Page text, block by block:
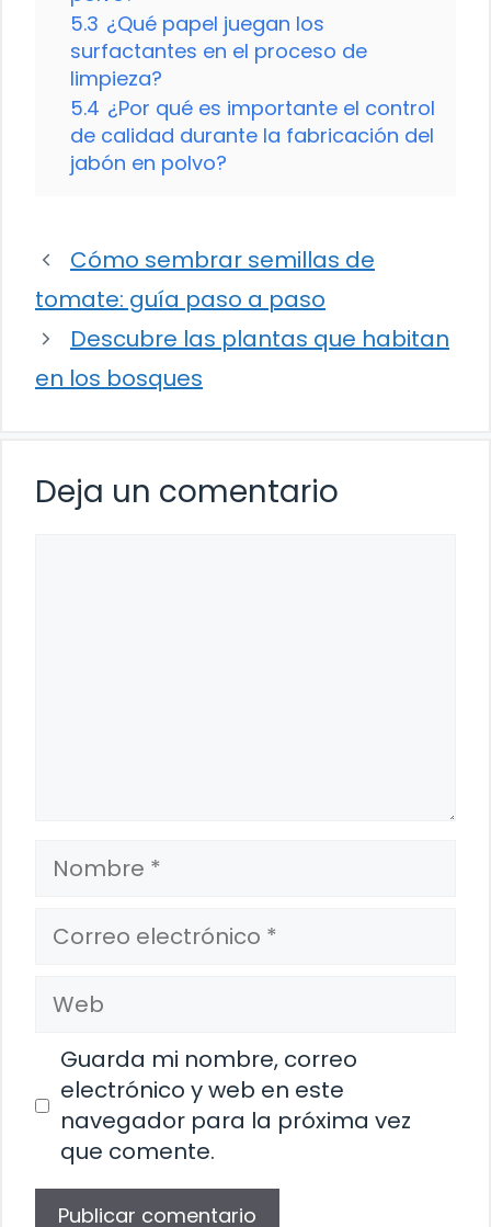
5.3 ¿Qué papel juegan los
surfactantes en el proceso de
limpieza?
5.4 ¿Por qué es importante el control
de calidad durante la fabricación del
jabón en polvo?
Cómo sembrar semillas de
tomate: guía paso a paso
Descubre las plantas que habitan
en los bosques
Deja un comentario
Nombre
Correo
electrónico
Web
Guarda mi nombre, correo
electrónico y web en este
navegador para la próxima vez
que comente.